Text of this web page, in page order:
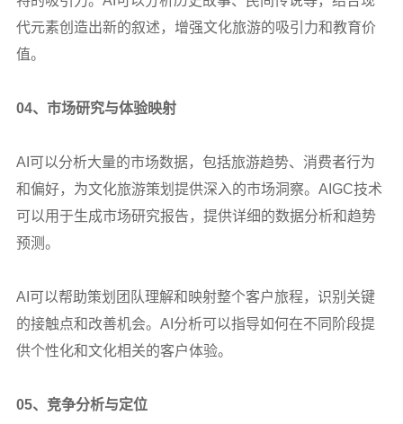
代元素创造出新的叙述，增强文化旅游的吸引力和教育价
值。
04、市场研究与体验映射
AI 可以分析大量的市场数据，包括旅游趋势、消费者行为
和偏好，为文化旅游策划提供深入的市场洞察。AIGC技术
可以用于生成市场研究报告，提供详细的数据分析和趋势
预测。
AI 可以帮助策划团队理解和映射整个客户旅程，识别关键
的接触点和改善机会。AI分析可以指导如何在不同阶段提
供个性化和文化相关的客户体验。
05、竞争分析与定位